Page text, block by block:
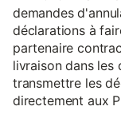
demandes
déclarations à
partenaire
livraison dans les
transmettre les
directement aux